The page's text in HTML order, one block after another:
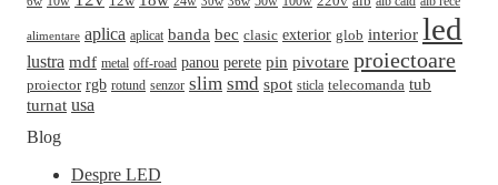
alimentare aplica aplicat banda bec clasic exterior glob interior led
lustra mdf metal off-road panou perete pin pivotare proiectoare
proiector rgb rotund senzor slim smd spot sticla telecomanda tub
turnat usa
Blog
Despre LED